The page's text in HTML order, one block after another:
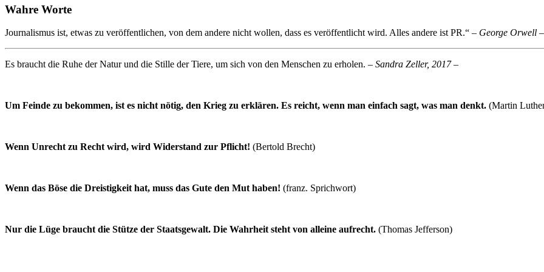
Wahre Worte
Journalismus ist, etwas zu veröffentlichen, von dem andere nicht wollen, dass es veröffentlicht wird. Alles andere ist PR.“ – George Orwell –
Es braucht die Ruhe der Natur und die Stille der Tiere, um sich von den Menschen zu erholen. – Sandra Zeller, 2017 –
Um Feinde zu bekommen, ist es nicht nötig, den Krieg zu erklären. Es reicht, wenn man einfach sagt, was man denkt. (Martin
Wenn Unrecht zu Recht wird, wird Widerstand zur Pflicht! (Bertold Brecht)
Wenn das Böse die Dreistigkeit hat, muss das Gute den Mut haben! (franz. Sprichwort)
Nur die Lüge braucht die Stütze der Staatsgewalt. Die Wahrheit steht von alleine aufrecht. (Thomas Jefferson)